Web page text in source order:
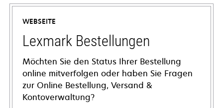
WEBSEITE
Lexmark Bestellungen
Möchten Sie den Status Ihrer Bestellung
online mitverfolgen oder haben Sie Fragen
zur Online Bestellung, Versand &
Kontoverwaltung?